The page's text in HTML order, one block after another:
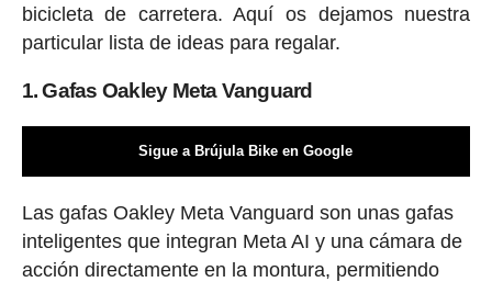
bicicleta de carretera. Aquí os dejamos nuestra
particular lista de ideas para regalar.
1. Gafas Oakley Meta Vanguard
Sigue a Brújula Bike en Google
Las gafas Oakley Meta Vanguard son unas gafas
inteligentes que integran Meta AI y una cámara de
acción directamente en la montura, permitiendo